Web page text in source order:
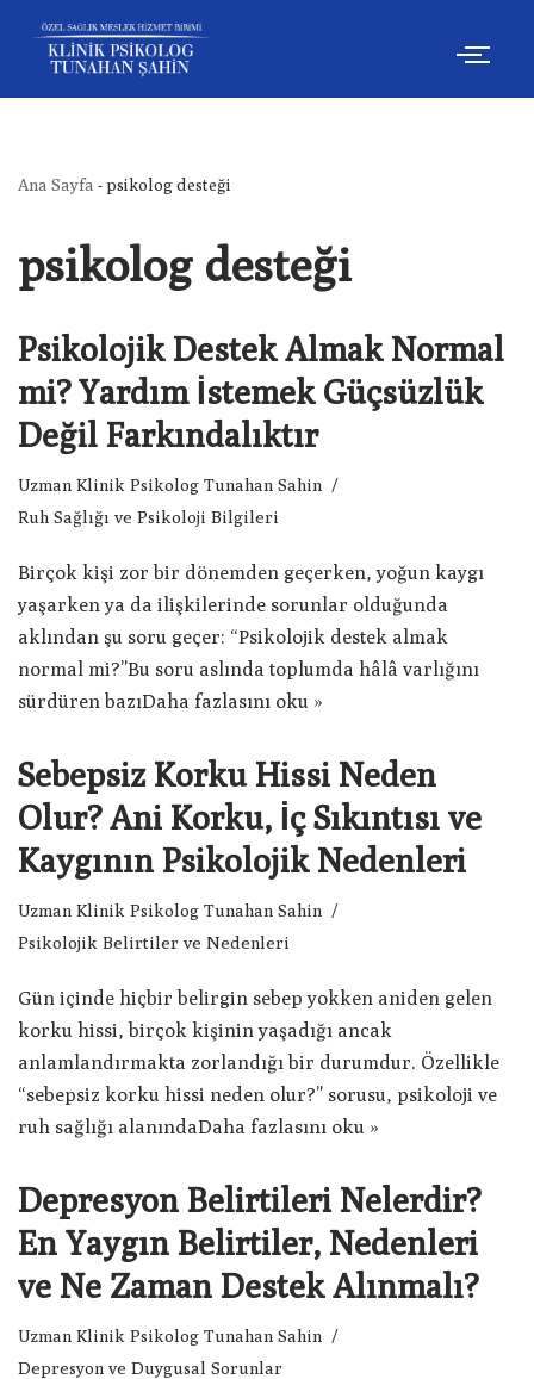
İçeriğe
geç
Ana Sayfa -psikolog desteği
psikolog desteği
Psikolojik Destek Almak Normal
mi? Yardım İstemek Güçsüzlük
Değil Farkındalıktır
Uzman Klinik Psikolog Tunahan Sahin
Ruh Sağlığı ve Psikoloji Bilgileri
Birçok kişi zor bir dönemden geçerken, yoğun kaygı
yaşarken ya da ilişkilerinde sorunlar olduğunda
aklından şu soru geçer: “Psikolojik destek almak
normal mi?”Bu soru aslında toplumda hâlâ varlığını
sürdüren bazıDaha fazlasını oku »
Sebepsiz Korku Hissi Neden
Olur? Ani Korku, İç Sıkıntısı ve
Kaygının Psikolojik Nedenleri
Uzman Klinik Psikolog Tunahan Sahin
Psikolojik Belirtiler ve Nedenleri
Gün içinde hiçbir belirgin sebep yokken aniden gelen
korku hissi, birçok kişinin yaşadığı ancak
anlamlandırmakta zorlandığı bir durumdur. Özellikle
“sebepsiz korku hissi neden olur?” sorusu, psikoloji ve
ruh sağlığı alanındaDaha fazlasını oku »
Depresyon Belirtileri Nelerdir?
En Yaygın Belirtiler, Nedenleri
ve Ne Zaman Destek Alınmalı?
Uzman Klinik Psikolog Tunahan Sahin
Depresyon ve Duygusal Sorunlar